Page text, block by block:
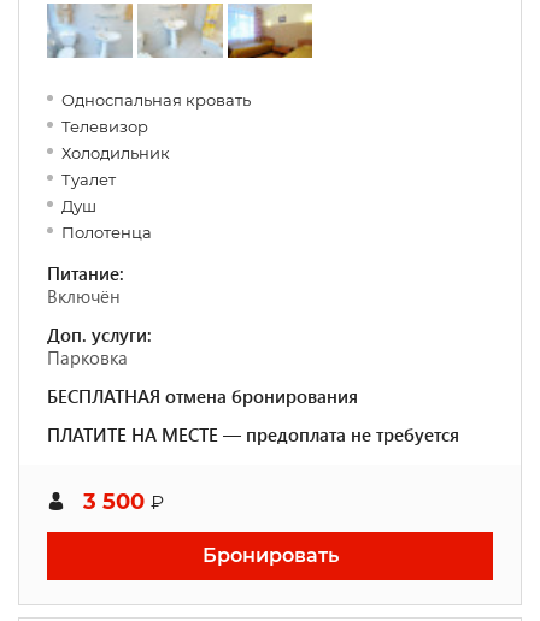
Односпальная кровать
Телевизор
Холодильник
Туалет
Душ
Полотенца
Питание:
Включён
Доп. услуги:
Парковка
БЕСПЛАТНАЯ отмена бронирования
ПЛАТИТЕ НА МЕСТЕ — предоплата не требуется
3 500 ₽
Бронировать